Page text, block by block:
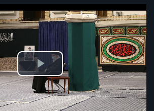
پخش
ویدیو